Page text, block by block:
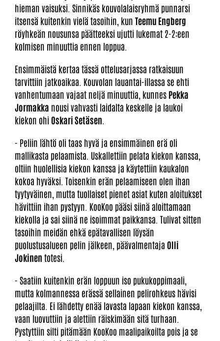
hieman vaisuksi. Sinnikäs kouvolalaisryhmä punnarsi
itsensä kuitenkin vielä tasoihin, kun Teemu Engberg
röyhkeän nousunsa päätteeksi ujutti lukemat 2-2:een
kolmisen minuuttia ennen loppua.
Ensimmäistä kertaa tässä ottelusarjassa ratkaisuun
tarvittiin jatkoaikaa. Kouvolan lauantai-illassa se ehti
vanhentumaan vajaat neljä minuuttia, kunnes Pekka
Jormakka nousi vahvasti laidalta keskelle ja laukoi
kiekon ohi Oskari Setäsen
- Peliin lähtö oli taas hyvä ja ensimmäinen erä oli
mallikasta pelaamista. Uskallettiin pelata kiekon kanssa,
oltiin huolellisia kiekon kanssa ja käytettiin kaukalon
kokoa hyväksi. Toisenkin erän pelaamiseen olen ihan
tyytyväinen, mutta tuollaiset pienet asiat kuten aloitukset
hävittiin ihan pystyyn. KooKoo pääsi siinä aloittamaan
kiekolla ja sai siinä ne isoimmat paikkansa. Tulivat sitten
tasoihin meidän ehkä epätavallisen löysän
puolustusalueen pelin jälkeen, päävalmentaja Olli
Jokinen totesi.
- Saatiin kuitenkin erän loppuun iso pukukoppimaali,
mutta kolmannessa erässä sellainen pelirohkeus hävisi
pelaajilta. Ei lähdetty enää lavasta lapaan kiekon kanssa,
vaan luovuttiin ja alettiin räiskimään sitä turhaan.
Pystyttiin silti pitämään KooKoo maalipaikoilta pois ja se